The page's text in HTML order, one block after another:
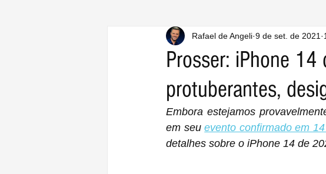
Prosser: iPhone
protuberantes,
Rafael de Angeli 9 de set. de 2021
Embora estejamos
em seu evento confirmado em
detalhes sobre o iPhone 14 de